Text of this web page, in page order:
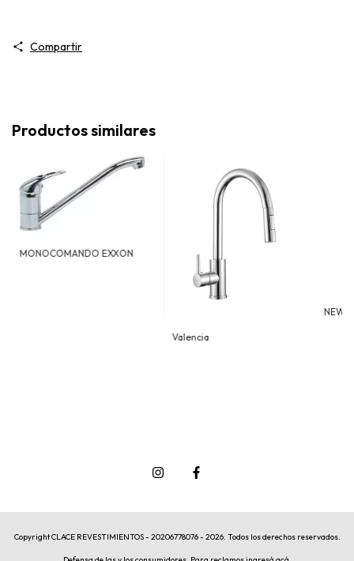
Compartir
Productos similares
MONOCOMANDO EXXON
Valencia
NEW
Copyright CLACE REVESTIMIENTOS - 20206778076 - 2026. Todos los derechos reservados.